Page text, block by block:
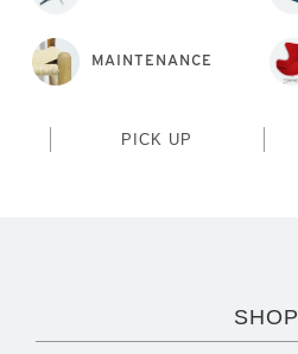
MAINTENANCE
PICK UP
SHOP